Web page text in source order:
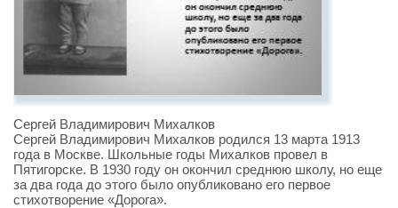
Сергей Владимирович Михалков
Сергей Владимирович Михалков родился 13 марта 1913
года в Москве. Школьные годы Михалков провел в
Пятигорске. В 1930 году он окончил среднюю школу, но еще
за два года до этого было опубликовано его первое
стихотворение «Дорога».